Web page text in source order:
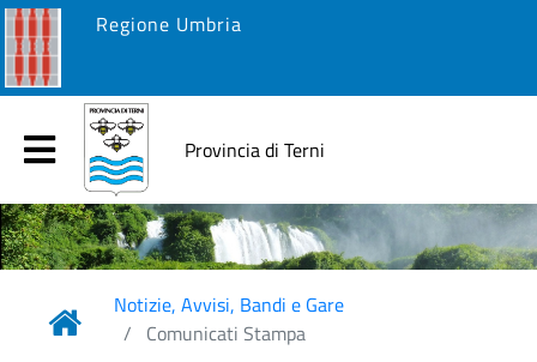
Regione Umbria
Provincia di Terni
Notizie, Avvisi, Bandi e Gare
Comunicati Stampa